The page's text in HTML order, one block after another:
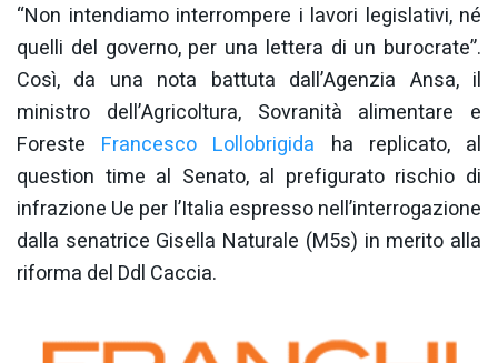
“Non intendiamo interrompere i lavori legislativi, né
quelli del governo, per una lettera di un burocrate”.
Così, da una nota battuta dall’Agenzia Ansa, il
ministro dell’Agricoltura, Sovranità alimentare e
Foreste Francesco Lollobrigida ha replicato, al
question time al Senato, al prefigurato rischio di
infrazione Ue per l’Italia espresso nell’interrogazione
dalla senatrice Gisella Naturale (M5s) in merito alla
riforma del Ddl Caccia.